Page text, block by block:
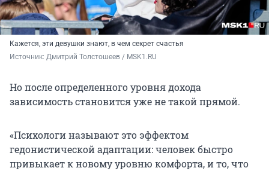
Кажется, эти девушки знают, в чем секрет счастья
Источник: Дмитрий Толстошеев / MSK1.RU
Но после определенного уровня дохода
зависимость становится уже не такой прямой.
«Психологи называют это эффектом
гедонистической адаптации: человек быстро
привыкает к новому уровню комфорта, и то, что